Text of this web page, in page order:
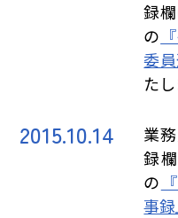
録
の
委
たし
2015.10.14
業
録
の
事録